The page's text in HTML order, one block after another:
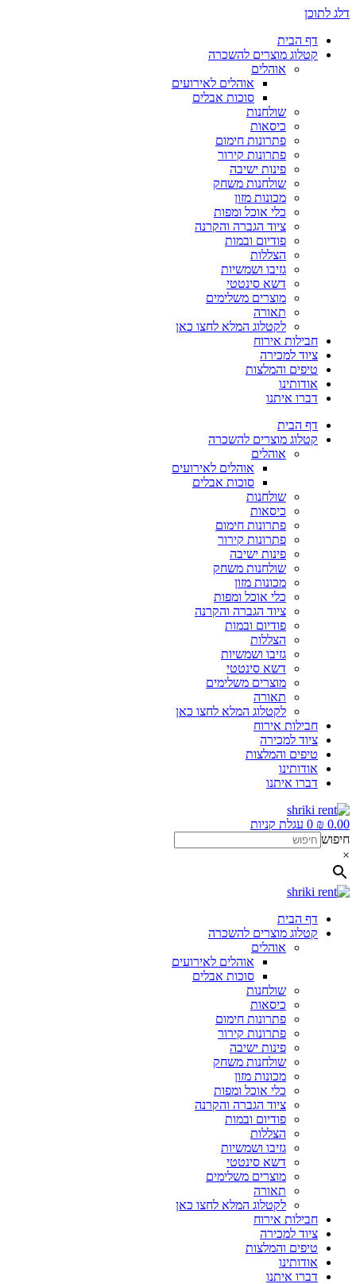
דלג לתוכן
דף הבית
קטלוג מוצרים להשכרה
אוהלים
אוהלים לאירועים
סוכות אבלים
שולחנות
כיסאות
פתרונות חימום
פתרונות קירור
פינות ישיבה
שולחנות משחק
מכונות מזון
כלי אוכל ומפות
ציוד הגברה והקרנה
פודיום ובמות
הצללות
גזיבו ושמשיות
דשא סינטטי
מוצרים משלימים
תאורה
לקטלוג המלא לחצו כאן
חבילות אירוח
ציוד למכירה
טיפים והמלצות
אודותינו
דברו איתנו
דף הבית
קטלוג מוצרים להשכרה
אוהלים
אוהלים לאירועים
סוכות אבלים
שולחנות
כיסאות
פתרונות חימום
פתרונות קירור
פינות ישיבה
שולחנות משחק
מכונות מזון
כלי אוכל ומפות
ציוד הגברה והקרנה
פודיום ובמות
הצללות
גזיבו ושמשיות
דשא סינטטי
מוצרים משלימים
תאורה
לקטלוג המלא לחצו כאן
חבילות אירוח
ציוד למכירה
טיפים והמלצות
אודותינו
דברו איתנו
₪ 0.00
0 עגלת קניות
חיפוש
×
דף הבית
קטלוג מוצרים להשכרה
אוהלים
אוהלים לאירועים
סוכות אבלים
שולחנות
כיסאות
פתרונות חימום
פתרונות קירור
פינות ישיבה
שולחנות משחק
מכונות מזון
כלי אוכל ומפות
ציוד הגברה והקרנה
פודיום ובמות
הצללות
גזיבו ושמשיות
דשא סינטטי
מוצרים משלימים
תאורה
לקטלוג המלא לחצו כאן
חבילות אירוח
ציוד למכירה
טיפים והמלצות
אודותינו
דברו איתנו